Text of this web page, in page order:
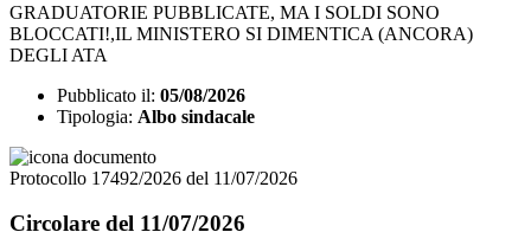
GRADUATORIE PUBBLICATE, MA I SOLDI SONO
BLOCCATI!,IL MINISTERO SI DIMENTICA (ANCORA)
DEGLI ATA
Pubblicato il: 05/08/2026
Tipologia: Albo sindacale
Protocollo 17492/2026 del 11/07/2026
Circolare del 11/07/2026